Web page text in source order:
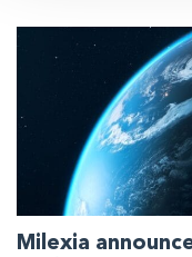
Milexia